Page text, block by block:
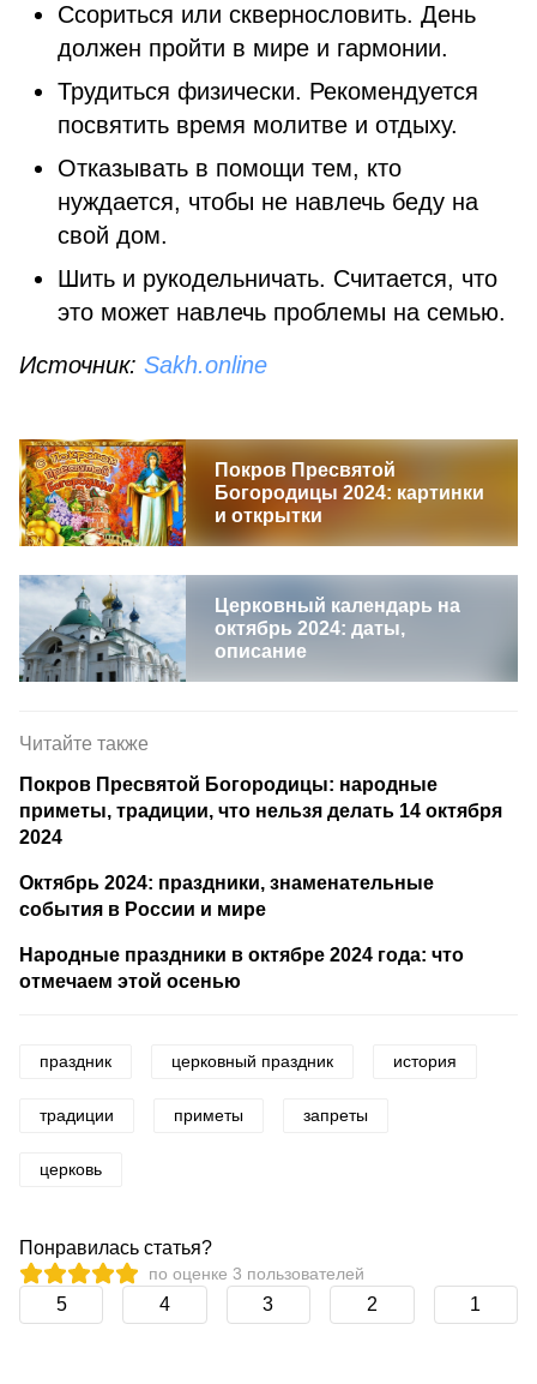
Ссориться или сквернословить. День
должен пройти в мире и гармонии.
Трудиться физически. Рекомендуется
посвятить время молитве и отдыху.
Отказывать в помощи тем, кто
нуждается, чтобы не навлечь беду на
свой дом.
Шить и рукодельничать. Считается, что
это может навлечь проблемы на семью.
Источник: Sakh.online
Покров Пресвятой
Богородицы 2024: картинки
и открытки
Церковный календарь на
октябрь 2024: даты,
описание
Читайте также
Покров Пресвятой Богородицы: народные
приметы, традиции, что нельзя делать 14 октября
2024
Октябрь 2024: праздники, знаменательные
события в России и мире
Народные праздники в октябре 2024 года: что
отмечаем этой осенью
праздник церковный праздник история
традиции приметы запреты
церковь
Понравилась статья?
по оценке 3 пользователей
5 4 3 2 1